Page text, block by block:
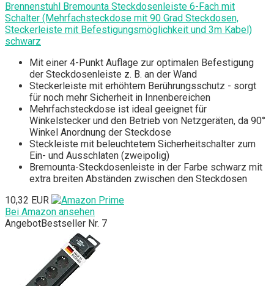
Brennenstuhl Bremounta Steckdosenleiste 6-Fach mit
Schalter (Mehrfachsteckdose mit 90 Grad Steckdosen,
Steckerleiste mit Befestigungsmöglichkeit und 3m Kabel)
schwarz
Mit einer 4-Punkt Auflage zur optimalen Befestigung
der Steckdosenleiste z. B. an der Wand
Steckerleiste mit erhöhtem Berührungsschutz - sorgt
für noch mehr Sicherheit in Innenbereichen
Mehrfachsteckdose ist ideal geeignet für
Winkelstecker und den Betrieb von Netzgeräten, da 90°
Winkel Anordnung der Steckdose
Steckleiste mit beleuchtetem Sicherheitschalter zum
Ein- und Ausschlaten (zweipolig)
Bremounta-Steckdosenleiste in der Farbe schwarz mit
extra breiten Abständen zwischen den Steckdosen
10,32 EUR
Bei Amazon ansehen
AngebotBestseller Nr. 7